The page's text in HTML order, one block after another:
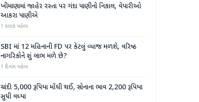
ખીમાણામાં જાહેર રસ્તા પર ગંદા પાણીનો નિકાલ, વેપારીઓ
આકરા પાણીએ
1 કલાક પહેલા
SBI માં 12 મહિનાની FD પર કેટલું વ્યાજ મળશે, વરિષ્ઠ
નાગરિકોને શું લાભ મળે છે?
1 દિવસ પહેલા
ચાંદી 5,000 રૂપિયા મોંઘી થઈ, સોનાના ભાવ 2,200 રૂપિયા
સુધી વધ્યા